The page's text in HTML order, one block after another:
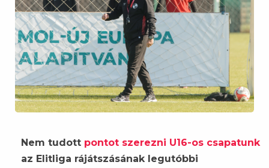
Nem tudott pontot szerezni U16-os csapatunk
az Elitliga rájátszásának legutóbbi